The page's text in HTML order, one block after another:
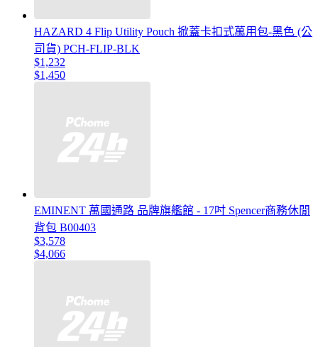
HAZARD 4 Flip Utility Pouch 掀蓋卡扣式萬用包-黑色 (公
司貨) PCH-FLIP-BLK
$1,232
$1,450
EMINENT 萬國通路 品牌旗艦館 - 17吋 Spencer商務休閒
背包 B00403
$3,578
$4,066